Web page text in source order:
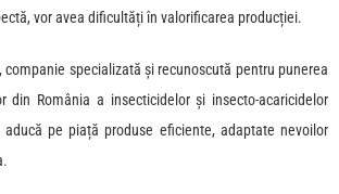
vor avea dificultăți în valorificarea producției.
companie specializată și recunoscută pentru punerea
din România a insecticidelor și insecto-acaricidelor
aducă pe piață produse eficiente, adaptate nevoilor